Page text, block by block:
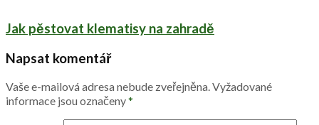
Jak pěstovat klematisy na zahradě
Napsat komentář
Vaše e-mailová adresa nebude zveřejněna.Vyžadované
informace jsou označeny*